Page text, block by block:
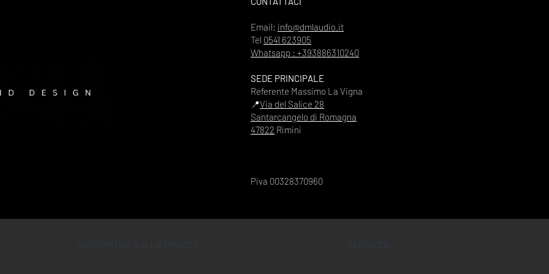
Email: info@dmlaudio.it
Tel 0541 623905
Whatsapp : +393886310240
SEDE PRINCIPALE
Referente Massimo La Vigna
📍Via del Salice 28
Santarcangelo di Romagna
47822 Rimini
Piva 00328370960
INFORMATIVA SULLA PRIVACY
FACEBOOK